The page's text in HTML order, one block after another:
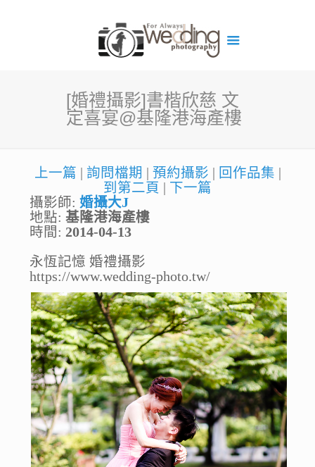
[婚禮攝影]書楷欣慈 文
定喜宴@基隆港海產樓
上一篇 詢問檔期 預約攝影 回作品集
到第二頁
下一篇
攝影師: 婚攝大J
地點: 基隆港海產樓
時間: 2014-04-13
永恆記憶 婚禮攝影
https://www.wedding-photo.tw/